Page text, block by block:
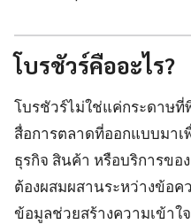
โบรชัวร์คืออะไร?
โบรชัวร์ไม่ใช่แค่กระดาษ
สื่อการตลาดที่ออกแบบมา
ธุรกิจ สินค้า หรือบริการข
ต้องผสมผสานระหว่างข้อค
ข้อมูลช่วยสร้างความเข้าใ